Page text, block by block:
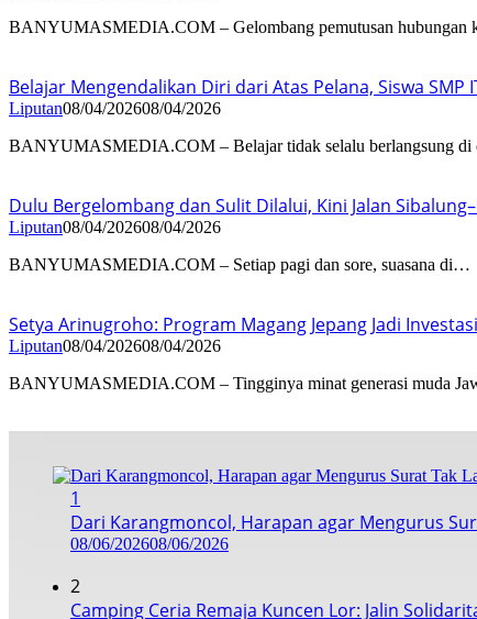
BANYUMASMEDIA.COM – Gelombang pemutusan
Belajar Mengendalikan Diri dari Atas Pelana, Siswa
Liputan08/04/202608/04/2026
BANYUMASMEDIA.COM – Belajar tidak selalu berlangsung
Dulu Bergelombang dan Sulit Dilalui, Kini Jalan
Liputan08/04/202608/04/2026
BANYUMASMEDIA.COM – Setiap pagi dan sore, suasana di…
Setya Arinugroho: Program Magang Jepang Jadi
Liputan08/04/202608/04/2026
BANYUMASMEDIA.COM – Tingginya minat generasi muda
1
Dari Karangmoncol, Harapan agar Mengurus
08/06/202608/06/2026
2
Camping Ceria Remaja Kuncen Lor: Jalin